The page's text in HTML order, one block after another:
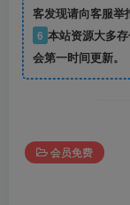
客发现请向客服举
6 本站资源大多
会第一时间更新。
会员免费